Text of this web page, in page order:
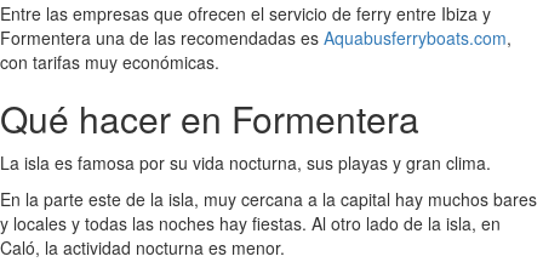
Entre las empresas que ofrecen el servicio de ferry entre Ibiza y
Formentera una de las recomendadas es Aquabusferryboats.com,
con tarifas muy económicas.
Qué hacer en Formentera
La isla es famosa por su vida nocturna, sus playas y gran clima.
En la parte este de la isla, muy cercana a la capital hay muchos bares
y locales y todas las noches hay fiestas. Al otro lado de la isla, en
Caló, la actividad nocturna es menor.